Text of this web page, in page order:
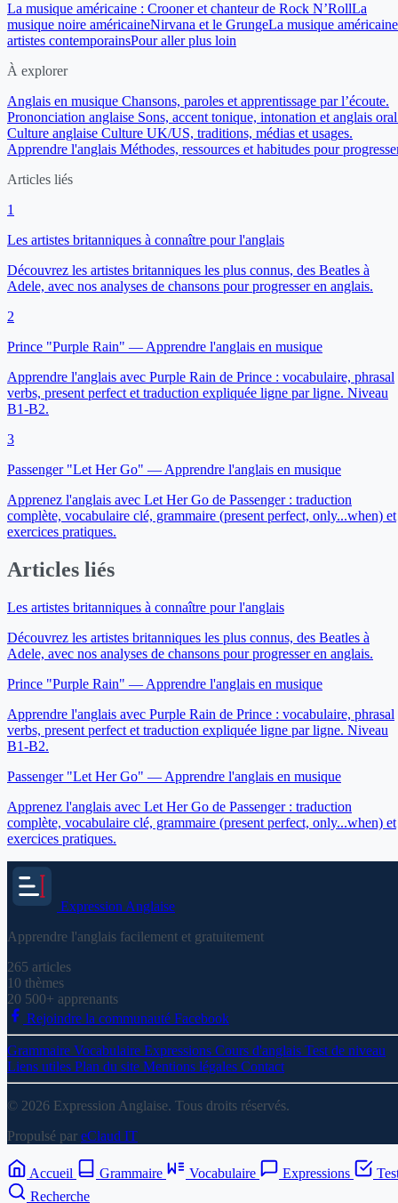
La musique américaine : Crooner et chanteur de Rock N’RollLa
musique noire américaineNirvana et le GrungeLa musique
artistes contemporainsPour aller plus loin
À explorer
Anglais en musique Chansons, paroles et apprentissage par l’écoute.
Prononciation anglaise Sons, accent tonique, intonation et anglais
Culture anglaise Culture UK/US, traditions, médias et usages.
Apprendre l'anglais Méthodes, ressources et habitudes pour
Articles liés
1
Les artistes britanniques à connaître pour l'anglais
Découvrez les artistes britanniques les plus connus, des Beatles à
Adele, avec nos analyses de chansons pour progresser en anglais.
2
Prince "Purple Rain" — Apprendre l'anglais en musique
Apprendre l'anglais avec Purple Rain de Prince : vocabulaire, phrasal
verbs, present perfect et traduction expliquée ligne par ligne. Niveau
B1-B2.
3
Passenger "Let Her Go" — Apprendre l'anglais en musique
Apprenez l'anglais avec Let Her Go de Passenger : traduction
complète, vocabulaire clé, grammaire (present perfect, only...when) et
exercices pratiques.
Articles liés
Les artistes britanniques à connaître pour l'anglais
Découvrez les artistes britanniques les plus connus, des Beatles à
Adele, avec nos analyses de chansons pour progresser en anglais.
Prince "Purple Rain" — Apprendre l'anglais en musique
Apprendre l'anglais avec Purple Rain de Prince : vocabulaire, phrasal
verbs, present perfect et traduction expliquée ligne par ligne. Niveau
B1-B2.
Passenger "Let Her Go" — Apprendre l'anglais en musique
Apprenez l'anglais avec Let Her Go de Passenger : traduction
complète, vocabulaire clé, grammaire (present perfect, only...when) et
exercices pratiques.
Expression Anglaise
Apprendre l'anglais facilement et gratuitement
265 articles
10 thèmes
20 500+ apprenants
Rejoindre la communauté Facebook
Grammaire Vocabulaire Expressions Cours d'anglais Test de niveau
Liens utiles Plan du site Mentions légales Contact
© 2026 Expression Anglaise. Tous droits réservés.
Propulsé par eClaud IT
Accueil Grammaire Vocabulaire Expressions
Recherche